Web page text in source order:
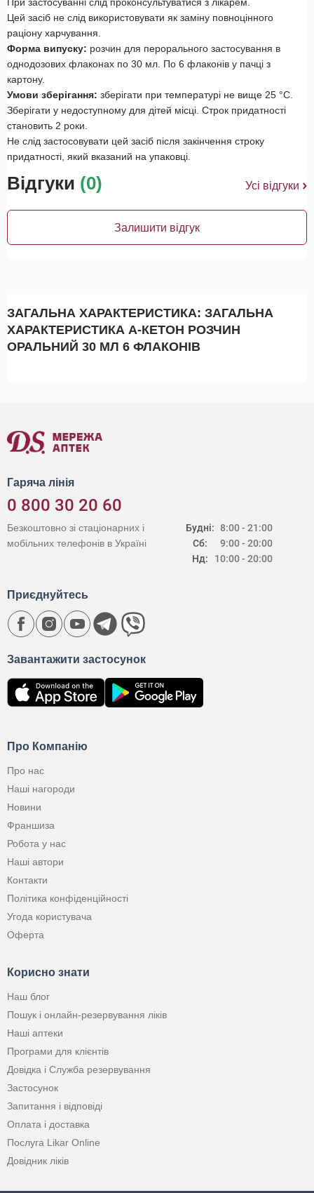
Цей засіб не слід використовувати як заміну повноцінного
раціону харчування.
Форма випуску: розчин для перорального застосування в
однодозових флаконах по 30 мл. По 6 флаконів у пачці з
картону.
Умови зберігання: зберігати при температурі не вище 25 °С.
Зберігати у недоступному для дітей місці. Строк придатності
становить 2 роки.
Не слід застосовувати цей засіб після закінчення строку
придатності, який вказаний на упаковці.
Відгуки (0) Усі відгуки
Залишити відгук
ЗАГАЛЬНА ХАРАКТЕРИСТИКА: ЗАГАЛЬНА
ХАРАКТЕРИСТИКА А-КЕТОН РОЗЧИН
ОРАЛЬНИЙ 30 МЛ 6 ФЛАКОНІВ
Гаряча лінія
0 800 30 20 60
Будні:
Сб:
Нд:
8:00 - 21:00
9:00 - 20:00
10:00 - 20:00
Безкоштовно зі стаціонарних і
мобільних телефонів в Україні
Про Компанію
Про нас
Наші нагороди
Новини
Франшиза
Робота у нас
Наші автори
Контакти
Політика конфіденційності
Угода користувача
Оферта
Корисно знати
Наш блог
Пошук і онлайн-резервування ліків
Наші аптеки
Програми для клієнтів
Довідка і Служба резервування
Застосунок
Запитання і відповіді
Оплата і доставка
Послуга Likar Online
Довідник ліків
Завантажити застосунок
Приєднуйтесь